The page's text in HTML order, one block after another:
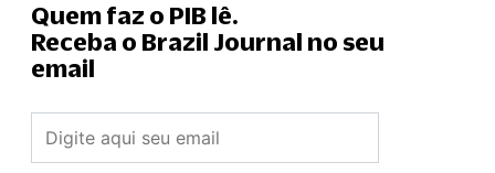
Quem faz o PIB lê.
Receba o Brazil Journal no seu
email